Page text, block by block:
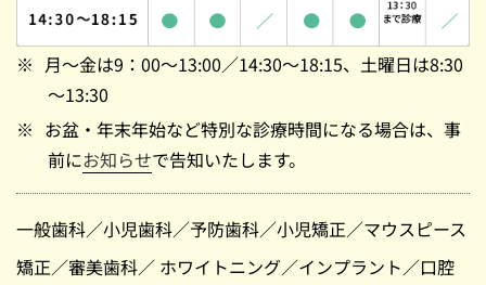
月～金は9：00～13:00／14:30～18:15、土曜日は8:30
～13:30
お盆・年末年始など特別な診療時間になる場合は、事
前にお知らせで告知いたします。
一般歯科／小児歯科／予防歯科／小児矯正／マウスピース
矯正／審美歯科／ ホワイトニング／インプラント／口腔